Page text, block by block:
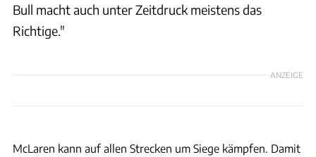
Bull macht auch unter Zeitdruck meistens das
Richtige."
ANZEIGE
McLaren kann auf allen Strecken um Siege kämpfen. Damit